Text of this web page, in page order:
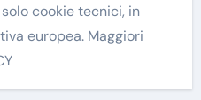
cookie tecnici, in
europea. Maggiori